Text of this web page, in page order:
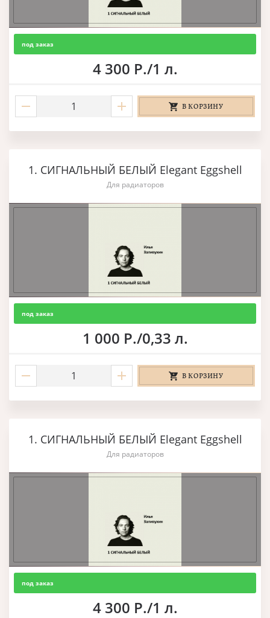
под заказ
4 300 Р./1 л.
В КОРЗИНУ
1. СИГНАЛЬНЫЙ БЕЛЫЙ Elegant Eggshell
Для радиаторов
под заказ
1 000 Р./0,33 л.
В КОРЗИНУ
1. СИГНАЛЬНЫЙ БЕЛЫЙ Elegant Eggshell
Для радиаторов
под заказ
4 300 Р./1 л.